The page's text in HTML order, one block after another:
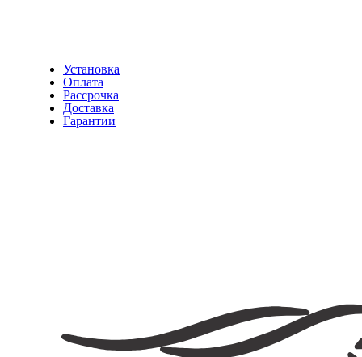
Установка
Оплата
Рассрочка
Доставка
Гарантии